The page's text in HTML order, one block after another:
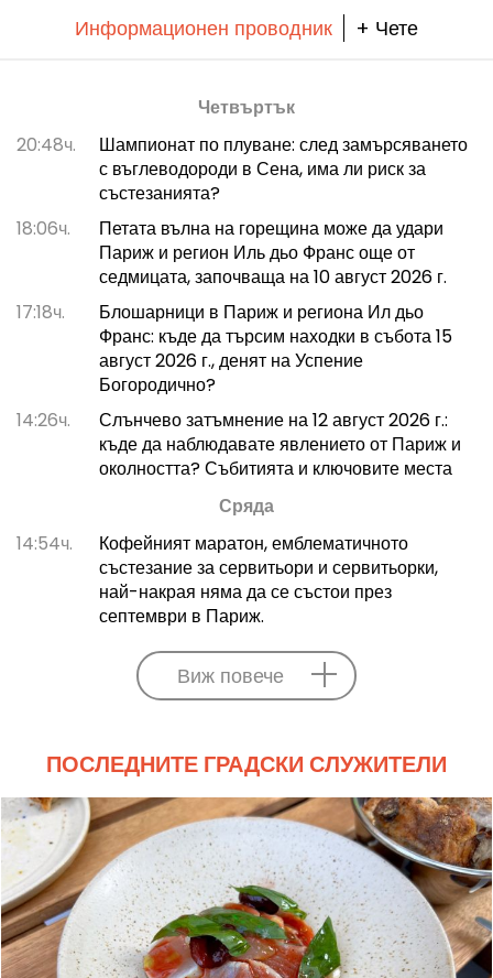
Информационен проводник + Чете
Четвъртък
20:48ч.
Шампионат по плуване: след замърсяването
с въглеводороди в Сена, има ли риск за
състезанията?
18:06ч.
Петата вълна на горещина може да удари
Париж и регион Иль дьо Франс още от
седмицата, започваща на 10 август 2026 г.
17:18ч.
Блошарници в Париж и региона Ил дьо
Франс: къде да търсим находки в събота 15
август 2026 г., денят на Успение
Богородично?
14:26ч.
Слънчево затъмнение на 12 август 2026 г.:
къде да наблюдавате явлението от Париж и
околността? Събитията и ключовите места
Сряда
14:54ч.
Кофейният маратон, емблематичното
състезание за сервитьори и сервитьорки,
най-накрая няма да се състои през
септември в Париж.
Виж повече
ПОСЛЕДНИТЕ ГРАДСКИ СЛУЖИТЕЛИ